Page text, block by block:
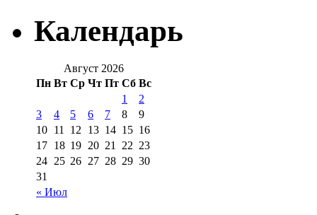
Календарь
Август 2026
Пн Вт Ср Чт Пт Сб Вс
« Июл
1
2
3
4 5 6 7 8
9
10 11 12 13 14 15 16
17 18 19 20 21 22 23
24 25 26 27 28 29 30
31